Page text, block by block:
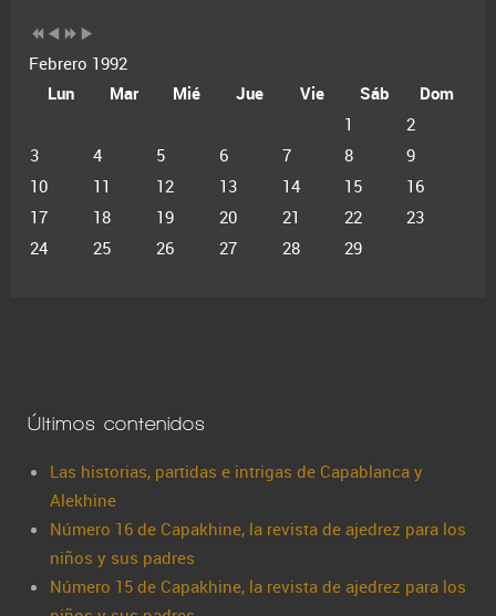
Febrero 1992
Lun
Mar Mié Jue Vie Sáb
Dom
1
2
3
4 5 6 7 8
9
10
11 12 13 14 15
16
17
18 19 20 21 22
23
24
25 26 27 28 29
Últimos contenidos
Las historias, partidas e intrigas de Capablanca y
Alekhine
Número 16 de Capakhine, la revista de ajedrez para los
niños y sus padres
Número 15 de Capakhine, la revista de ajedrez para los